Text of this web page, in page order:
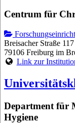
Centrum für
Breisacher Straße 117
79106 Freiburg im
Link zur
Department für
Hygiene